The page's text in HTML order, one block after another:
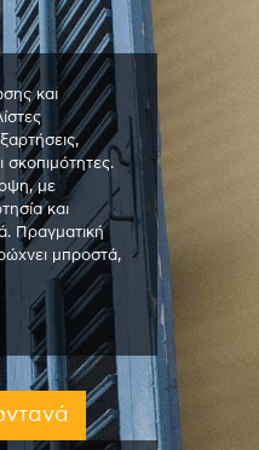
και
σκοπιμότητες.
με
και
Πραγματική
μπροστά,